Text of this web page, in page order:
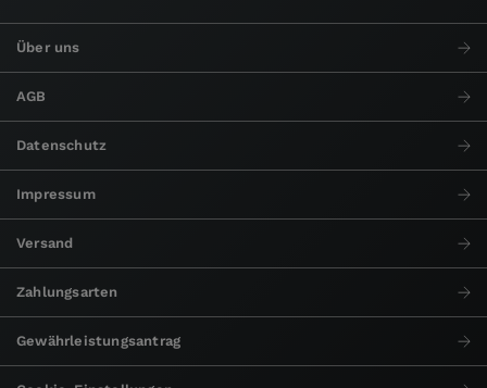
Über uns
AGB
Datenschutz
Impressum
Versand
Zahlungsarten
Gewährleistungsantrag